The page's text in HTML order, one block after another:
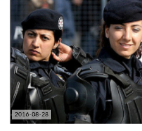
LATIMO.HU
GLOBOBOOK
2016-08-28